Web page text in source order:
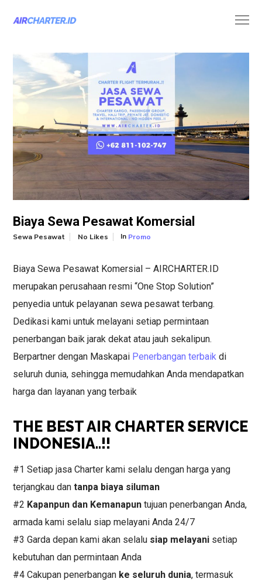
Biaya Sewa Pesawat Komersial
Sewa Pesawat No Likes In Promo
Biaya Sewa Pesawat Komersial – AIRCHARTER.ID
merupakan perusahaan resmi “One Stop Solution”
penyedia untuk pelayanan sewa pesawat terbang.
Dedikasi kami untuk melayani setiap permintaan
penerbangan baik jarak dekat atau jauh sekalipun.
Berpartner dengan Maskapai Penerbangan terbaik di
seluruh dunia, sehingga memudahkan Anda mendapatkan
harga dan layanan yang terbaik
THE BEST AIR CHARTER SERVICE
INDONESIA..!!
#1 Setiap jasa Charter kami selalu dengan harga yang
terjangkau dantanpa biaya siluman
#2 Kapanpun dan Kemanapun tujuan penerbangan Anda,
armada kami selalu siap melayani Anda 24/7
#3 Garda depan kami akan selalu siap melayani setiap
kebutuhan dan permintaan Anda
#4 Cakupan penerbangan ke seluruh dunia, termasuk